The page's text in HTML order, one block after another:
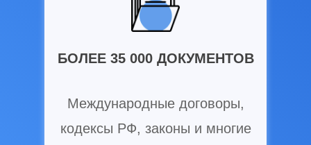
БОЛЕЕ 35 000 ДОКУМЕНТОВ
Международные договоры,
кодексы РФ, законы и многие